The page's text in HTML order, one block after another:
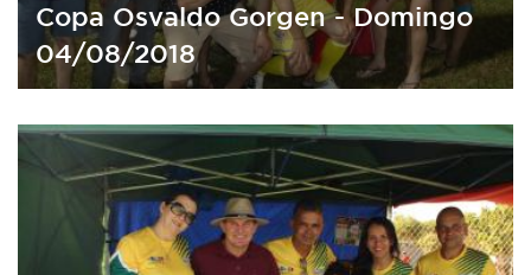
Copa Osvaldo Gorgen - Domingo
04/08/2018